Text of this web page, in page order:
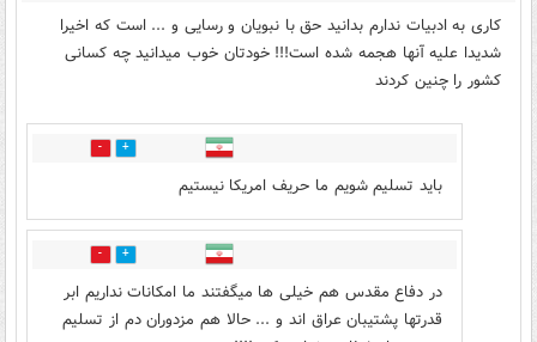
کاری به ادبیات ندارم بدانید حق با نبویان و رسایی و ... است که اخیرا
شدیدا علیه آنها هجمه شده است!!! خودتان خوب میدانید چه کسانی
کشور را چنین کردند
11
باید تسلیم شویم ما حریف امریکا نیستیم
36
در دفاع مقدس هم خیلی ها میگفتند ما امکانات نداریم ابر
قدرتها پشتیبان عراق اند و ... حالا هم مزدوران دم از تسلیم